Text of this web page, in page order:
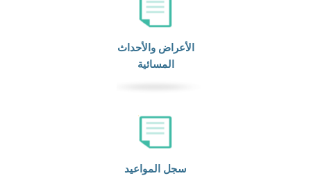
الأعراض والأحداث
المسائية
سجل المواعيد